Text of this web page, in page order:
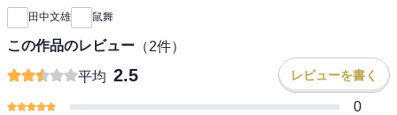
影城新人賞佳作入選。1986年東宝を退社して作家専業となり、ミス
テリー、ホラー、ＳＦバイオレンスなどに健筆をふるう。草薙圭一
郎名義では時代小説、架空戦記も発表している。
田中文雄 鼠舞
この作品のレビュー （2件）
平均 2.5 レビューを書く
0